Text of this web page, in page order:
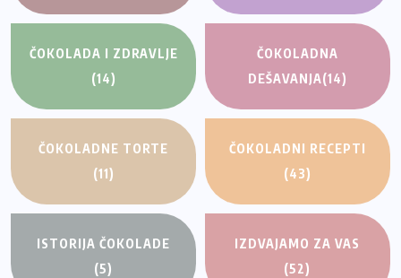
ČOKOLADA I ZDRAVLJE
(14)
ČOKOLADNA
DEŠAVANJA(14)
ČOKOLADNE TORTE
(11)
ČOKOLADNI RECEPTI
(43)
ISTORIJA ČOKOLADE
(5)
IZDVAJAMO ZA VAS
(52)